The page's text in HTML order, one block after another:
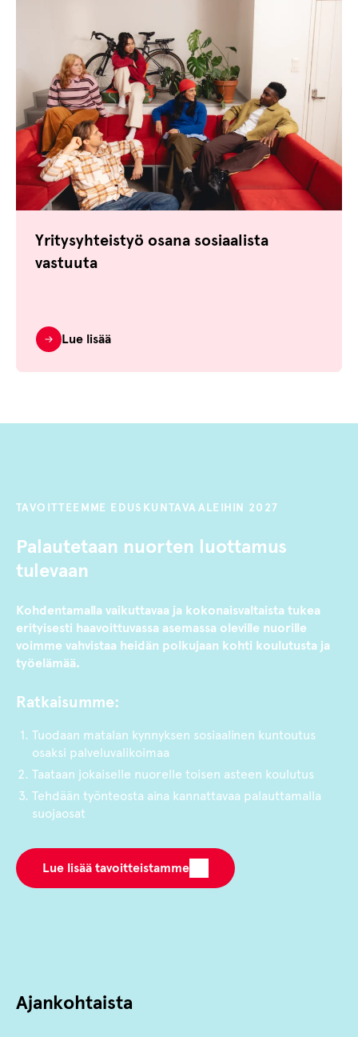
Yritysyhteistyö osana sosiaalista
vastuuta
Lue lisää
TAVOITTEEMME EDUSKUNTAVAALEIHIN 2027
Palautetaan nuorten luottamus
tulevaan
Kohdentamalla vaikuttavaa ja kokonaisvaltaista tukea
erityisesti haavoittuvassa asemassa oleville nuorille
voimme vahvistaa heidän polkujaan kohti koulutusta ja
työelämää.
Ratkaisumme:
Tuodaan matalan kynnyksen sosiaalinen kuntoutus
osaksi palveluvalikoimaa
Taataan jokaiselle nuorelle toisen asteen koulutus
Tehdään työnteosta aina kannattavaa palauttamalla
suojaosat
Lue lisää tavoitteistamme
Ajankohtaista